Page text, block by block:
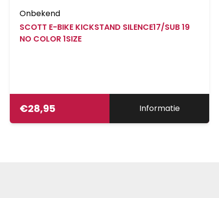
Onbekend
SCOTT E-BIKE KICKSTAND SILENCE17/SUB 19
NO COLOR 1SIZE
€28,95 Informatie